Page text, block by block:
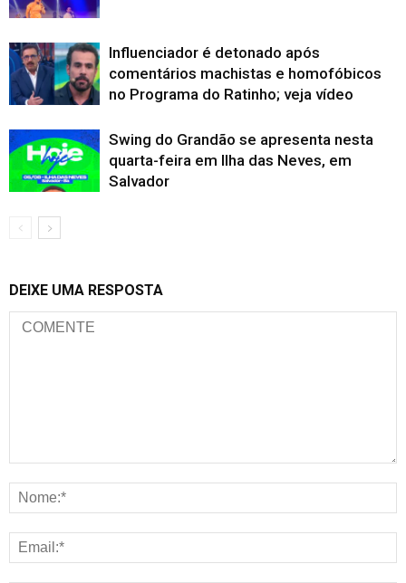
Influenciador é detonado após
comentários machistas e homofóbicos
no Programa do Ratinho; veja vídeo
Swing do Grandão se apresenta nesta
quarta-feira em Ilha das Neves, em
Salvador
DEIXE UMA RESPOSTA